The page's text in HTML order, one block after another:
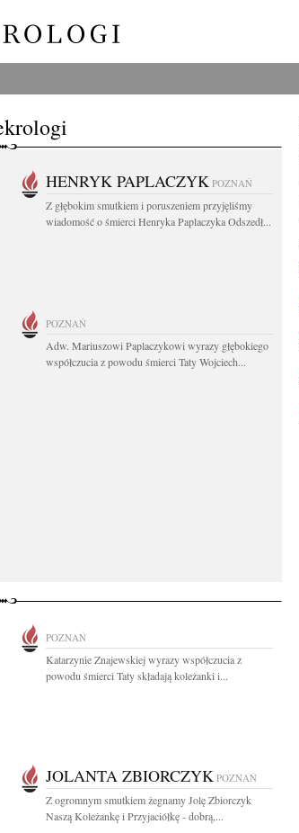
HENRYK PAPLACZYK POZNAŃ
Z głębokim smutkiem i poruszeniem przyjęliśmy
wiadomość o śmierci Henryka Paplaczyka Odszedł...
POZNAŃ
Adw. Mariuszowi Paplaczykowi wyrazy głębokiego
współczucia z powodu śmierci Taty Wojciech...
POZNAŃ
Katarzynie Znajewskiej wyrazy współczucia z
powodu śmierci Taty składają koleżanki i...
JOLANTA ZBIORCZYK POZNAŃ
Z ogromnym smutkiem żegnamy Jolę Zbiorczyk
Naszą Koleżankę i Przyjaciółkę - dobrą,...